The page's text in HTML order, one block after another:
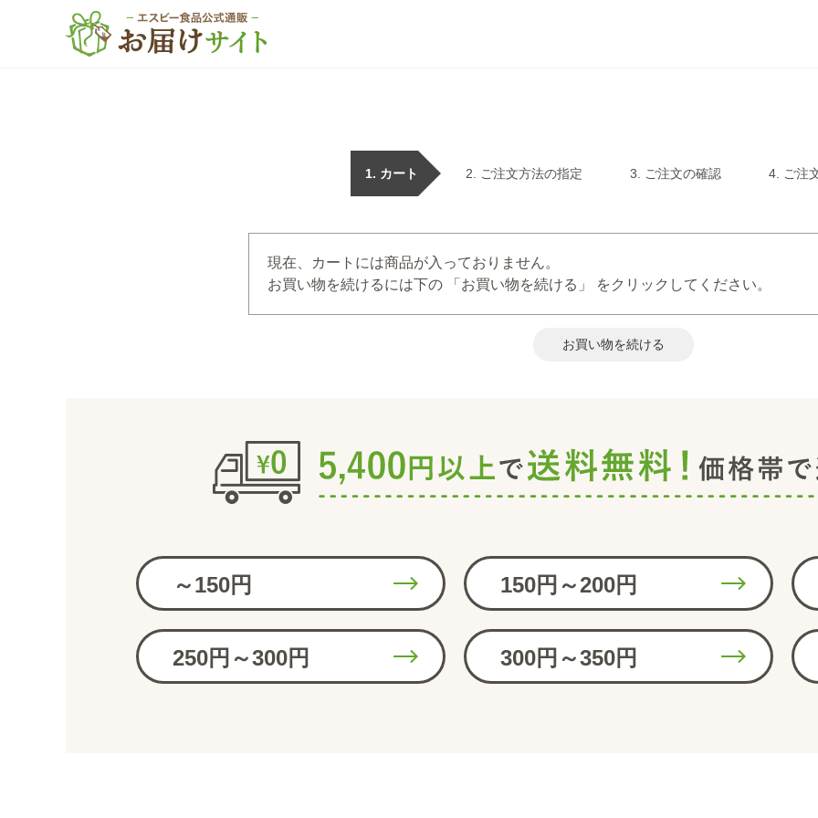
カート ご注文方法の指定 ご注文の確認 ご注
現在、カートには商品が入っておりません。
お買い物を続けるには下の 「お買い物を続ける」 をクリックしてください。
～150円 150円～200円
250円～300円 300円～350円